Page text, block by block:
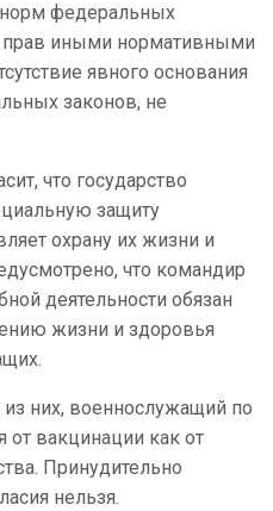
федеральных
прав иными нормативными
явного основания
законов, не
что государство
защиту
охрану их жизни и
что командир
деятельности обязан
жизни и здоровья
них, военнослужащий по
от вакцинации как от
Принудительно
нельзя.